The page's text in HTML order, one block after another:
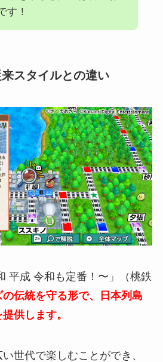
す！
来スタイルとの違い
平成 令和も定番！〜」（桃鉄
の伝統を守る形で、日本列島
供します。
世代で楽しむことができ、